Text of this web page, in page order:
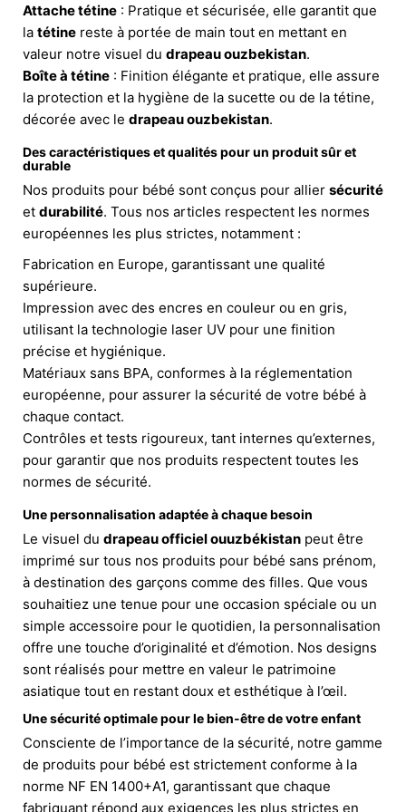
Attache tétine : Pratique et sécurisée, elle garantit que
la tétine reste à portée de main tout en mettant en
valeur notre visuel du drapeau ouzbekistan.
Boîte à tétine : Finition élégante et pratique, elle assure
la protection et la hygiène de la sucette ou de la tétine,
décorée avec le drapeau ouzbekistan.
Des caractéristiques et qualités pour un produit sûr et
durable
Nos produits pour bébé sont conçus pour allier sécurité
et durabilité. Tous nos articles respectent les normes
européennes les plus strictes, notamment :
Fabrication en Europe, garantissant une qualité
supérieure.
Impression avec des encres en couleur ou en gris,
utilisant la technologie laser UV pour une finition
précise et hygiénique.
Matériaux sans BPA, conformes à la réglementation
européenne, pour assurer la sécurité de votre bébé à
chaque contact.
Contrôles et tests rigoureux, tant internes qu’externes,
pour garantir que nos produits respectent toutes les
normes de sécurité.
Une personnalisation adaptée à chaque besoin
Le visuel du drapeau officiel ouuzbékistan peut être
imprimé sur tous nos produits pour bébé sans prénom,
à destination des garçons comme des filles. Que vous
souhaitiez une tenue pour une occasion spéciale ou un
simple accessoire pour le quotidien, la personnalisation
offre une touche d’originalité et d’émotion. Nos designs
sont réalisés pour mettre en valeur le patrimoine
asiatique tout en restant doux et esthétique à l’œil.
Une sécurité optimale pour le bien-être de votre enfant
Consciente de l’importance de la sécurité, notre gamme
de produits pour bébé est strictement conforme à la
norme NF EN 1400+A1, garantissant que chaque
fabriquant répond aux exigences les plus strictes en